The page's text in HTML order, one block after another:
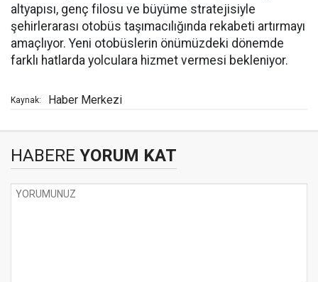
altyapısı, genç filosu ve büyüme stratejisiyle
şehirlerarası otobüs taşımacılığında rekabeti artırmayı
amaçlıyor. Yeni otobüslerin önümüzdeki dönemde
farklı hatlarda yolculara hizmet vermesi bekleniyor.
Kaynak: Haber Merkezi
HABERE YORUM KAT